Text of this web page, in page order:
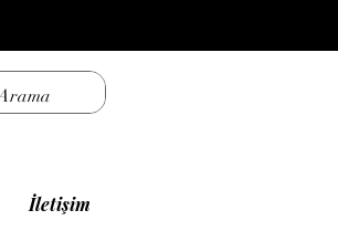
İletişim